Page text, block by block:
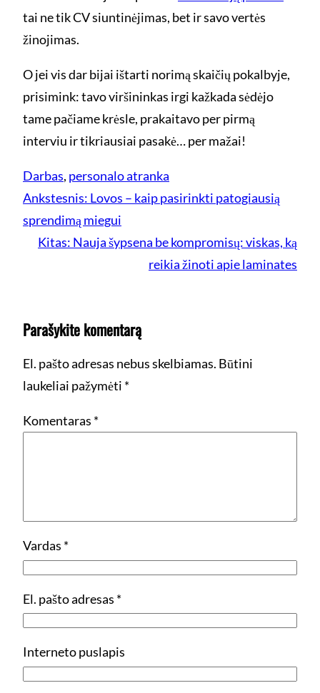
tai ne tik CV siuntinėjimas, bet ir savo vertės
žinojimas.
O jei vis dar bijai ištarti norimą skaičių pokalbyje,
prisimink: tavo viršininkas irgi kažkada sėdėjo
tame pačiame krėsle, prakaitavo per pirmą
interviu ir tikriausiai pasakė… per mažai!
Darbas, personalo atranka
Ankstesnis: Lovos – kaip pasirinkti patogiausią
sprendimą miegui
Kitas: Nauja šypsena be kompromisų: viskas, ką
reikia žinoti apie laminates
Parašykite komentarą
El. pašto adresas nebus skelbiamas. Būtini
laukeliai pažymėti *
Komentaras *
Vardas *
El. pašto adresas *
Interneto puslapis